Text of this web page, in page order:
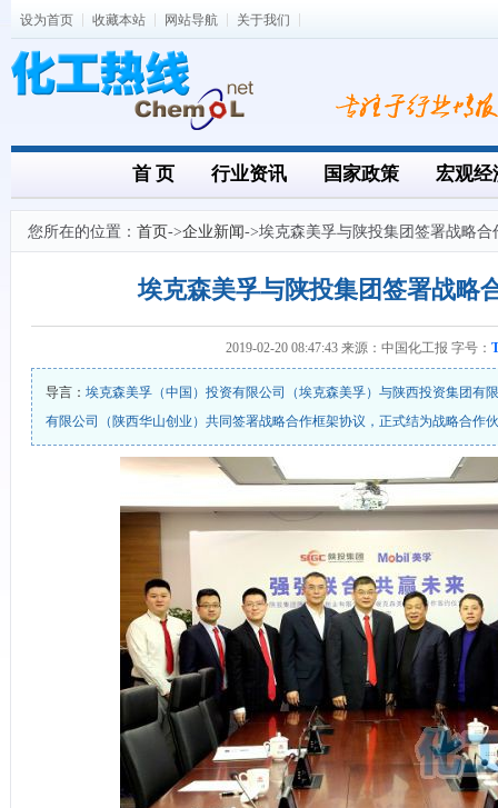
设为首页 收藏本站 网站导航 关于我们
首 页 行业资讯 国家政策 宏观经
您所在的位置： 首页->企业新闻->埃克森美孚与陕投集团签署战略合
埃克森美孚与陕投集团签署战略
2019-02-20 08:47:43 来源：中国化工报 字号：
导言： 埃克森美孚（中国）投资有限公司（埃克森美孚）与陕西投资集团有
有限公司（陕西华山创业）共同签署战略合作框架协议，正式结为战略合作